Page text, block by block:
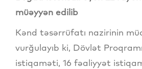
müəyyən edilib
Kənd təsərrüfatı nazirinin
vurğulayıb ki, Dövlət
istiqaməti, 16 fəaliyyət